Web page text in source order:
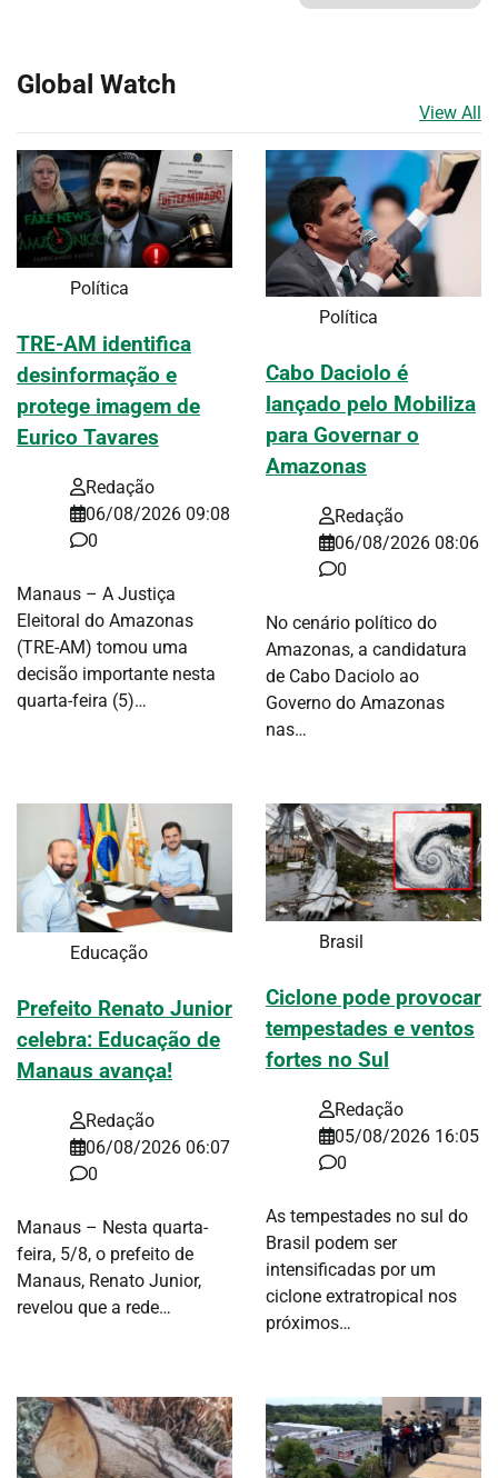
Global Watch
View All
Política
TRE-AM identifica
desinformação e
protege imagem de
Eurico Tavares
Redação
06/08/2026 09:08
0
Manaus – A Justiça
Eleitoral do Amazonas
(TRE-AM) tomou uma
decisão importante nesta
quarta-feira (5)…
Política
Cabo Daciolo é
lançado pelo Mobiliza
para Governar o
Amazonas
Redação
06/08/2026 08:06
0
No cenário político do
Amazonas, a candidatura
de Cabo Daciolo ao
Governo do Amazonas
nas…
Educação
Prefeito Renato Junior
celebra: Educação de
Manaus avança!
Redação
06/08/2026 06:07
0
Manaus – Nesta quarta-
feira, 5/8, o prefeito de
Manaus, Renato Junior,
revelou que a rede…
Brasil
Ciclone pode provocar
tempestades e ventos
fortes no Sul
Redação
05/08/2026 16:05
0
As tempestades no sul do
Brasil podem ser
intensificadas por um
ciclone extratropical nos
próximos…